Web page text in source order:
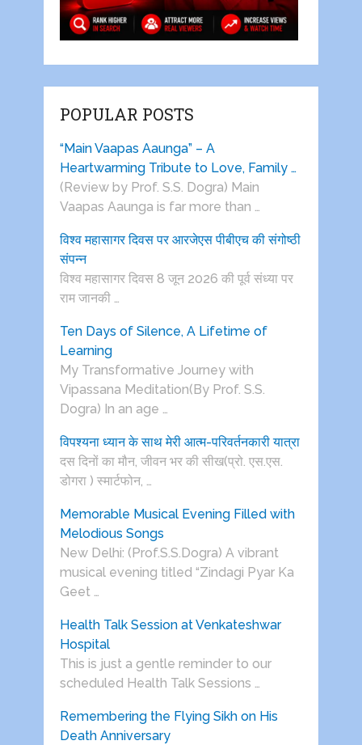
POPULAR POSTS
“Main Vaapas Aaunga” – A
Heartwarming Tribute to Love, Family …
(Review by Prof. S.S. Dogra) Main
Vaapas Aaunga is far more than …
विश्व महासागर दिवस पर आरजेएस पीबीएच की संगोष्ठी
संपन्न
विश्व महासागर दिवस 8 जून 2026 की पूर्व संध्या पर
राम जानकी …
Ten Days of Silence, A Lifetime of
Learning
My Transformative Journey with
Vipassana Meditation(By Prof. S.S.
Dogra) In an age …
विपश्यना ध्यान के साथ मेरी आत्म-परिवर्तनकारी यात्रा
दस दिनों का मौन, जीवन भर की सीख(प्रो. एस.एस.
डोगरा ) स्मार्टफोन, …
Memorable Musical Evening Filled with
Melodious Songs
New Delhi: (Prof.S.S.Dogra) A vibrant
musical evening titled “Zindagi Pyar Ka
Geet …
Health Talk Session at Venkateshwar
Hospital
This is just a gentle reminder to our
scheduled Health Talk Sessions …
Remembering the Flying Sikh on His
Death Anniversary